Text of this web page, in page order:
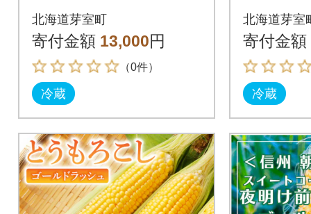
し ゴールドラッシュ
20本 me089-002c
北海道芽室町
寄付金額 13,000円
（0件）
冷蔵
し ゴー
13本
北海道芽室
寄付金額
冷蔵